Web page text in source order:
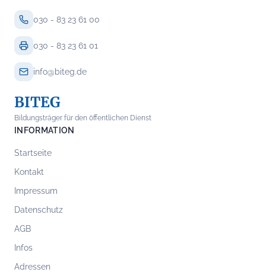
030 - 83 23 61 00
030 - 83 23 61 01
info@biteg.de
BITEG
Bildungsträger für den öffentlichen Dienst
INFORMATION
Startseite
Kontakt
Impressum
Datenschutz
AGB
Infos
Adressen